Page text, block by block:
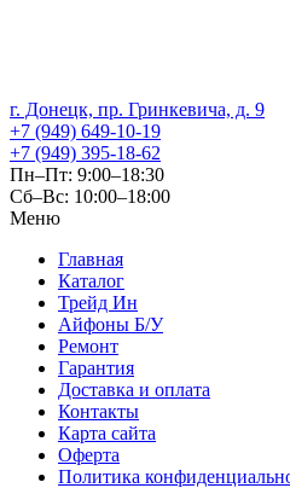
г. Донецк, пр. Гринкевича, д. 9
+7 (949) 649-10-19
+7 (949) 395-18-62
Пн–Пт: 9:00–18:30
Сб–Вс: 10:00–18:00
Меню
Главная
Каталог
Трейд Ин
Айфоны Б/У
Ремонт
Гарантия
Доставка и оплата
Контакты
Карта сайта
Оферта
Политика